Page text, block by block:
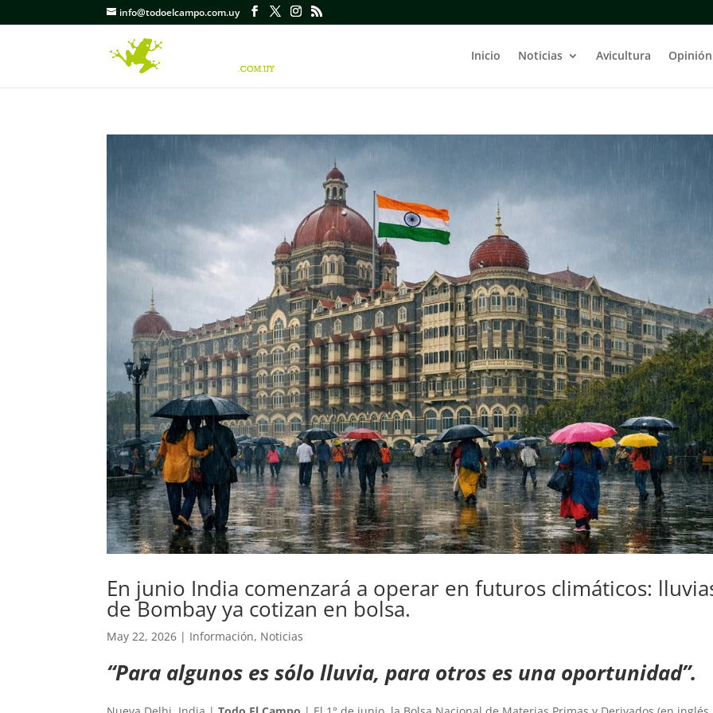
info@todoelcampo.com.uy
Inicio Noticias Avicultura Opinión
En junio India comenzará a operar en futuros climáticos:
de Bombay ya cotizan en bolsa.
May 22, 2026 | Información, Noticias
“Para algunos es sólo lluvia, para otros es una oportunidad”.